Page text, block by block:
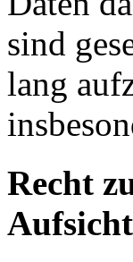
sind
lang
Recht